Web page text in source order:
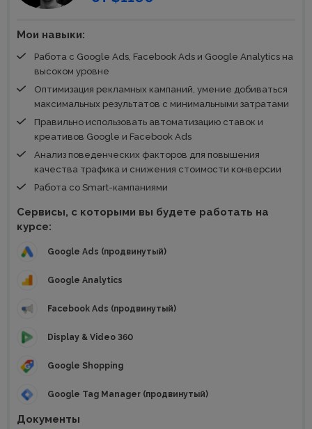
Мои навыки:
Работа с Google Ads, Facebook Ads и Google Analytics на
высоком уровне
Оптимизация рекламных кампаний, умение добиваться
максимальных результатов с минимальными затратами
Правильно использовать автоматизацию ставок и
креативов Google и Facebook Ads
Анализ поведенческих факторов для повышения
качества трафика и снижения стоимости конверсии
Работа со Smart-кампаниями
Сервисы, с которыми вы будете работать на
курсе:
Google Ads (продвинутый)
Google Analytics
Facebook Ads (продвинутый)
Display & Video 360
Google Shopping
Google Tag Manager (продвинутый)
Документы